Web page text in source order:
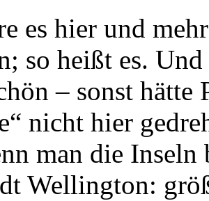
es hier und
so heißt es.
– sonst hätte
nicht hier
man die
Wellington: